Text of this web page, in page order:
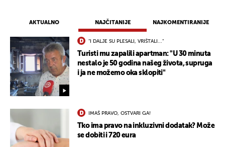
AKTUALNO NAJČITANIJE NAJKOMENTIRANIJE
"I DALJE SU PLESALI, VRIŠTALI..."
Turisti mu zapalili apartman: "U 30 minuta
nestalo je 50 godina našeg života, supruga
i ja ne možemo oka sklopiti"
IMAŠ PRAVO, OSTVARI GA!
Tko ima pravo na inkluzivni dodatak? Može
se dobiti i 720 eura